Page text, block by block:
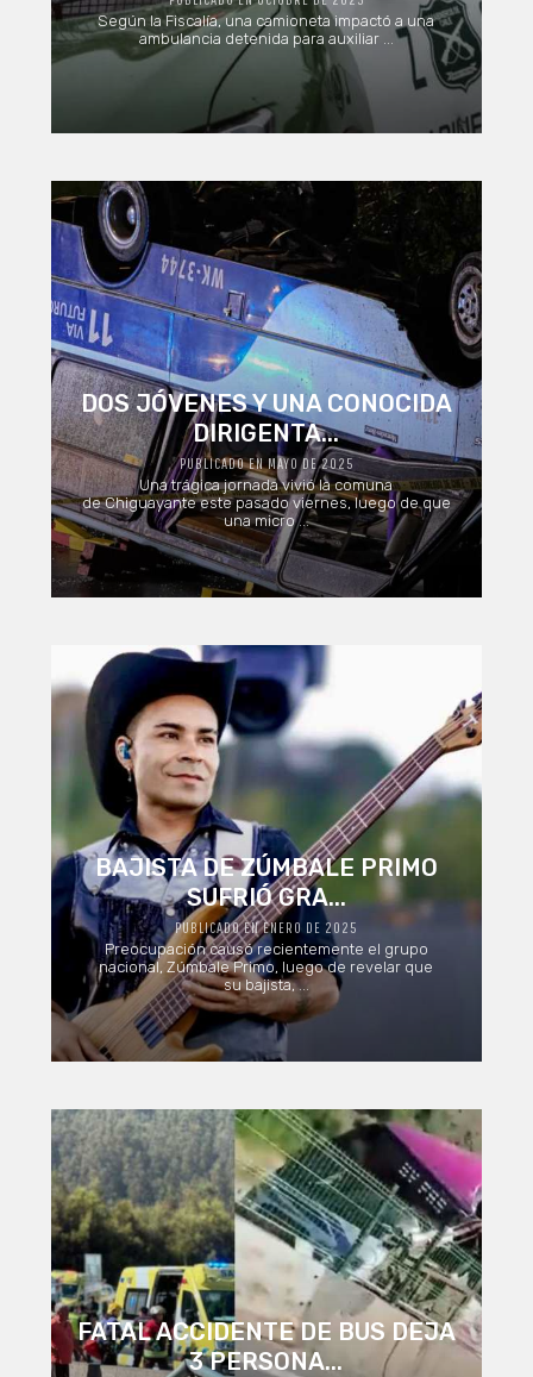
Según la Fiscalía, una camioneta impactó a una
ambulancia detenida para auxiliar ...
DOS JÓVENES Y UNA CONOCIDA
DIRIGENTA...
PUBLICADO EN MAYO DE 2025
Una trágica jornada vivió la comuna
de Chiguayante este pasado viernes, luego de que
una micro ...
BAJISTA DE ZÚMBALE PRIMO
SUFRIÓ GRA...
PUBLICADO EN ENERO DE 2025
Preocupación causó recientemente el grupo
nacional, Zúmbale Primo, luego de revelar que
su bajista, ...
FATAL ACCIDENTE DE BUS DEJA
3 PERSONA...